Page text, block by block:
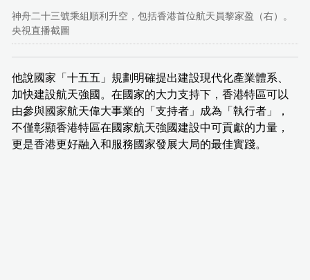
神舟二十三號乘組順利升空，包括香港首位航天員黎家盈（右）。
央視直播截圖
他說國家「十五五」規劃明確提出建設現代化產業體系、
加快建設航天強國。在國家的大力支持下，香港特區可以
由參與國家航天偉大事業的「支持者」成為「執行者」，
不僅彰顯香港特區在國家航天強國建設中可貢獻的力量，
更是香港更好融入和服務國家發展大局的最佳實踐。